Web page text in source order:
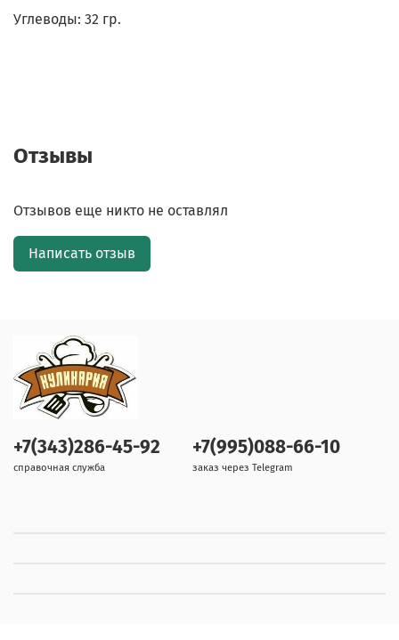
Углеводы: 32 гр.
Отзывы
Отзывов еще никто не оставлял
Написать отзыв
+7(343)286-45-92
справочная служба
+7(995)088-66-10
заказ через Telegram